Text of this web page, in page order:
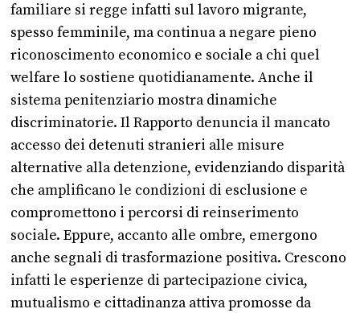
familiare si regge infatti sul lavoro migrante,
spesso femminile, ma continua a negare pieno
riconoscimento economico e sociale a chi quel
welfare lo sostiene quotidianamente. Anche il
sistema penitenziario mostra dinamiche
discriminatorie. Il Rapporto denuncia il mancato
accesso dei detenuti stranieri alle misure
alternative alla detenzione, evidenziando disparità
che amplificano le condizioni di esclusione e
compromettono i percorsi di reinserimento
sociale. Eppure, accanto alle ombre, emergono
anche segnali di trasformazione positiva. Crescono
infatti le esperienze di partecipazione civica,
mutualismo e cittadinanza attiva promosse da